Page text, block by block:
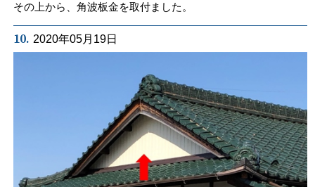
その上から、角波板金を取付ました。
10. 2020年05月19日